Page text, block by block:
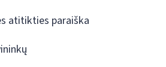
atitikties paraiška